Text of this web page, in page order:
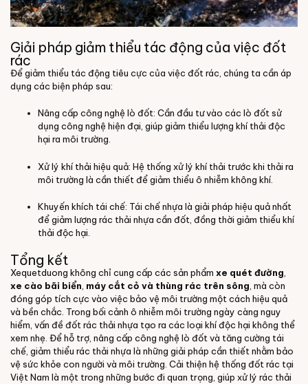
Giải pháp giảm thiểu tác động của việc đốt
rác
Để giảm thiểu tác động tiêu cực của việc đốt rác, chúng ta cần áp
dụng các biện pháp sau:
Nâng cấp công nghệ lò đốt: Cần đầu tư vào các lò đốt sử
dụng công nghệ hiện đại, giúp giảm thiểu lượng khí thải độc
hại ra môi trường.
Xử lý khí thải hiệu quả: Hệ thống xử lý khí thải trước khi thải ra
môi trường là cần thiết để giảm thiểu ô nhiễm không khí.
Khuyến khích tái chế: Tái chế nhựa là giải pháp hiệu quả nhất
để giảm lượng rác thải nhựa cần đốt, đồng thời giảm thiểu khí
thải độc hại.
Tổng kết
Xequetduong không chỉ cung cấp các sản phẩm xe quét đường,
xe cào bãi biển, máy cắt cỏ và thùng rác trên sông, mà còn
đóng góp tích cực vào việc bảo vệ môi trường một cách hiệu quả
và bền chắc. Trong bối cảnh ô nhiễm môi trường ngày càng nguy
hiểm, vấn đề đốt rác thải nhựa tạo ra các loại khí độc hại không thể
xem nhẹ. Để hỗ trợ, nâng cấp công nghệ lò đốt và tăng cường tái
chế, giảm thiểu rác thải nhựa là những giải pháp cần thiết nhằm bảo
vệ sức khỏe con người và môi trường. Cải thiện hệ thống đốt rác tại
Việt Nam là một trong những bước đi quan trọng, giúp xử lý rác thải